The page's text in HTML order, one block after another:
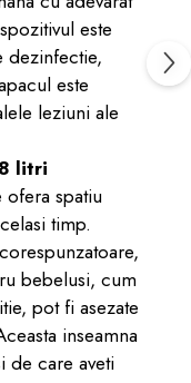
este
dezinfectie,
este
leziuni ale
litri
spatiu
timp.
bebelusi, cum
pot fi asezate
inseamna
de care aveti